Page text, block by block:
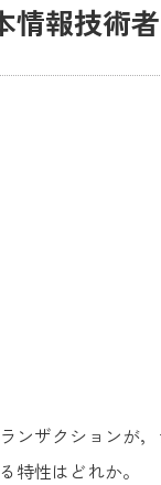
情報技術
ランザクションが
特性はどれか。